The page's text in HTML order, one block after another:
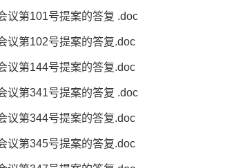
议第101号提案的答复 .doc
议第102号提案的答复.doc
议第144号提案的答复.doc
议第341号提案的答复 .doc
议第344号提案的答复.doc
议第345号提案的答复.doc